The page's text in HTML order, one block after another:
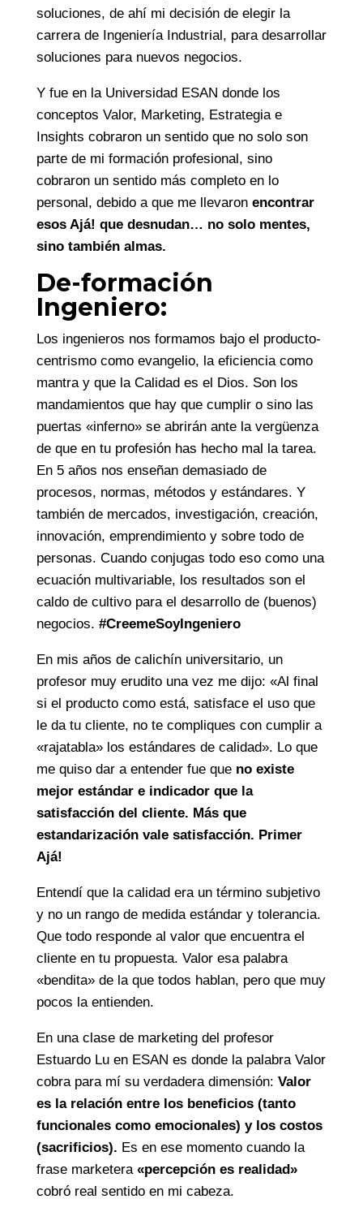
soluciones, de ahí mi decisión de elegir la
carrera de Ingeniería Industrial, para desarrollar
soluciones para nuevos negocios.
Y fue en la Universidad ESAN donde los
conceptos Valor, Marketing, Estrategia e
Insights cobraron un sentido que no solo son
parte de mi formación profesional, sino
cobraron un sentido más completo en lo
personal, debido a que me llevaron encontrar
esos Ajá! que desnudan… no solo mentes,
sino también almas.
De-formación
Ingeniero:
Los ingenieros nos formamos bajo el producto-
centrismo como evangelio, la eficiencia como
mantra y que la Calidad es el Dios. Son los
mandamientos que hay que cumplir o sino las
puertas «inferno» se abrirán ante la vergüenza
de que en tu profesión has hecho mal la tarea.
En 5 años nos enseñan demasiado de
procesos, normas, métodos y estándares. Y
también de mercados, investigación, creación,
innovación, emprendimiento y sobre todo de
personas. Cuando conjugas todo eso como una
ecuación multivariable, los resultados son el
caldo de cultivo para el desarrollo de (buenos)
negocios. #CreemeSoyIngeniero
En mis años de calichín universitario, un
profesor muy erudito una vez me dijo: «Al final
si el producto como está, satisface el uso que
le da tu cliente, no te compliques con cumplir a
«rajatabla» los estándares de calidad». Lo que
me quiso dar a entender fue que no existe
mejor estándar e indicador que la
satisfacción del cliente. Más que
estandarización vale satisfacción. Primer
Ajá!
Entendí que la calidad era un término subjetivo
y no un rango de medida estándar y tolerancia.
Que todo responde al valor que encuentra el
cliente en tu propuesta. Valor esa palabra
«bendita» de la que todos hablan, pero que muy
pocos la entienden.
En una clase de marketing del profesor
Estuardo Lu en ESAN es donde la palabra Valor
cobra para mí su verdadera dimensión: Valor
es la relación entre los beneficios (tanto
funcionales como emocionales) y los costos
(sacrificios). Es en ese momento cuando la
frase marketera «percepción es realidad»
cobró real sentido en mi cabeza.